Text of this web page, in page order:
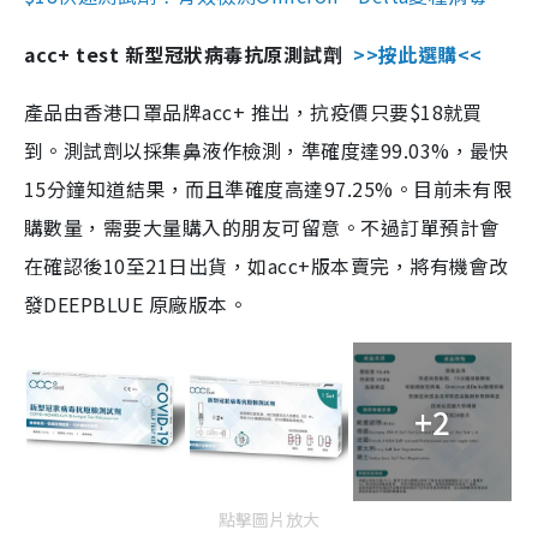
acc+ test 新型冠狀病毒抗原測試劑 >>按此選購<<
產品由香港口罩品牌acc+ 推出，抗疫價只要$18就買
到。測試劑以採集鼻液作檢測，準確度達99.03%，最快
15分鐘知道結果，而且準確度高達97.25%。目前未有限
購數量，需要大量購入的朋友可留意。不過訂單預計會
在確認後10至21日出貨，如acc+版本賣完，將有機會改
發DEEPBLUE 原廠版本。
+2
點擊圖片放大